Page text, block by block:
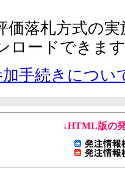
価落札方式の
ロードできま
加手続きについ
↓HTML版の